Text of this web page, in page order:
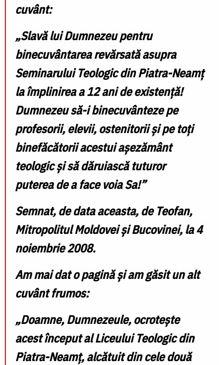
cuvânt:
„Slavă lui Dumnezeu pentru
binecuvântarea revărsată asupra
Seminarului Teologic din Piatra-Neamț
la împlinirea a 12 ani de existență!
Dumnezeu să-i binecuvânteze pe
profesorii, elevii, ostenitorii și pe toți
binefăcătorii acestui așezământ
teologic și să dăruiască tuturor
puterea de a face voia Sa!”
Semnat, de data aceasta, de Teofan,
Mitropolitul Moldovei și Bucovinei, la 4
noiembrie 2008.
Am mai dat o pagină și am găsit un alt
cuvânt frumos:
„Doamne, Dumnezeule, ocrotește
acest început al Liceului Teologic din
Piatra-Neamț, alcătuit din cele două